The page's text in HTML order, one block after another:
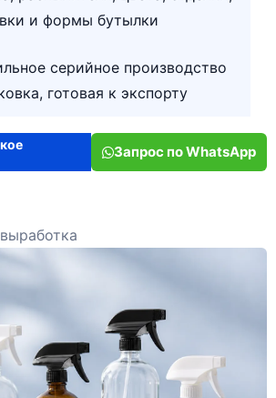
и формы бутылки
серийное производство
готовая к экспорту
Запрос по WhatsApp